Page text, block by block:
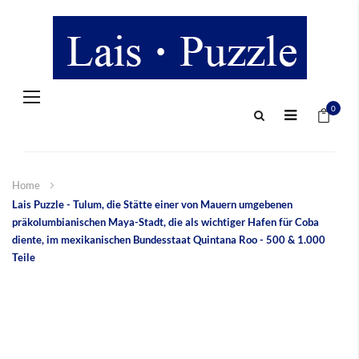
Navigation
0
Home
Lais Puzzle - Tulum, die Stätte einer von Mauern umgebenen
präkolumbianischen Maya-Stadt, die als wichtiger Hafen für Coba
diente, im mexikanischen Bundesstaat Quintana Roo - 500 & 1.000
Teile